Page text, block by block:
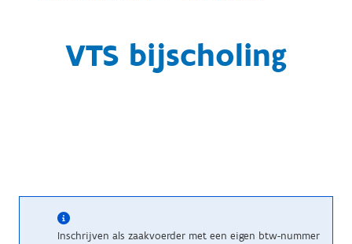
VTS bijscholing
Inschrijven als zaakvoerder met een eigen btw-nummer